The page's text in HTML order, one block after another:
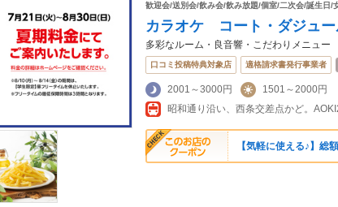
歓迎会/送別会/飲み会/飲み放題/個室/二次会/誕生日/
カラオケ コート・ダジュ
多彩なルーム・良音響・こだわりメニュー
口コミ投稿特典対象店 適格請求書発行事業者
2001～3000円
1501～2000円
昭和通り沿い、西条交差点かど。
【気軽に使える♪】総